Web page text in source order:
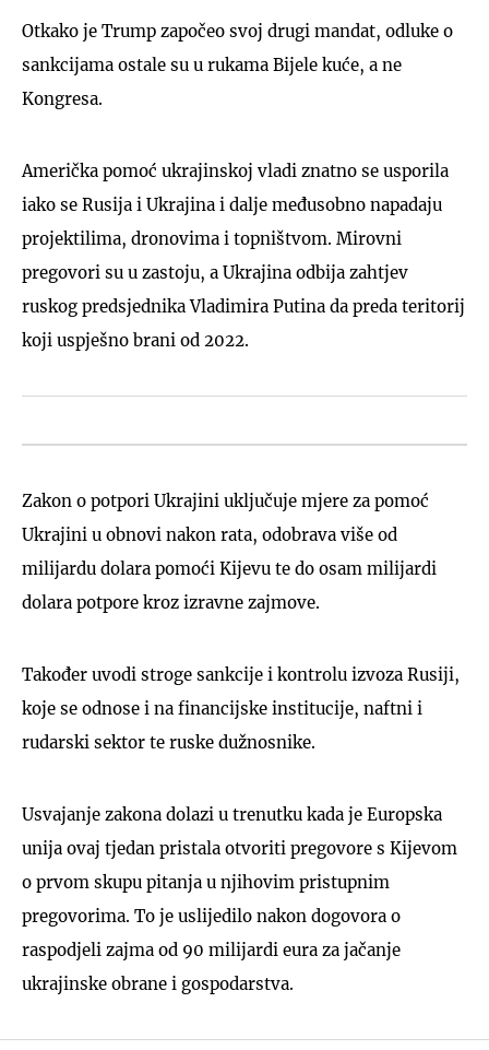
Otkako je Trump započeo svoj drugi mandat, odluke o
sankcijama ostale su u rukama Bijele kuće, a ne
Kongresa.
Američka pomoć ukrajinskoj vladi znatno se usporila
iako se Rusija i Ukrajina i dalje međusobno napadaju
projektilima, dronovima i topništvom. Mirovni
pregovori su u zastoju, a Ukrajina odbija zahtjev
ruskog predsjednika Vladimira Putina da preda teritorij
koji uspješno brani od 2022.
Zakon o potpori Ukrajini uključuje mjere za pomoć
Ukrajini u obnovi nakon rata, odobrava više od
milijardu dolara pomoći Kijevu te do osam milijardi
dolara potpore kroz izravne zajmove.
Također uvodi stroge sankcije i kontrolu izvoza Rusiji,
koje se odnose i na financijske institucije, naftni i
rudarski sektor te ruske dužnosnike.
Usvajanje zakona dolazi u trenutku kada je Europska
unija ovaj tjedan pristala otvoriti pregovore s Kijevom
o prvom skupu pitanja u njihovim pristupnim
pregovorima. To je uslijedilo nakon dogovora o
raspodjeli zajma od 90 milijardi eura za jačanje
ukrajinske obrane i gospodarstva.